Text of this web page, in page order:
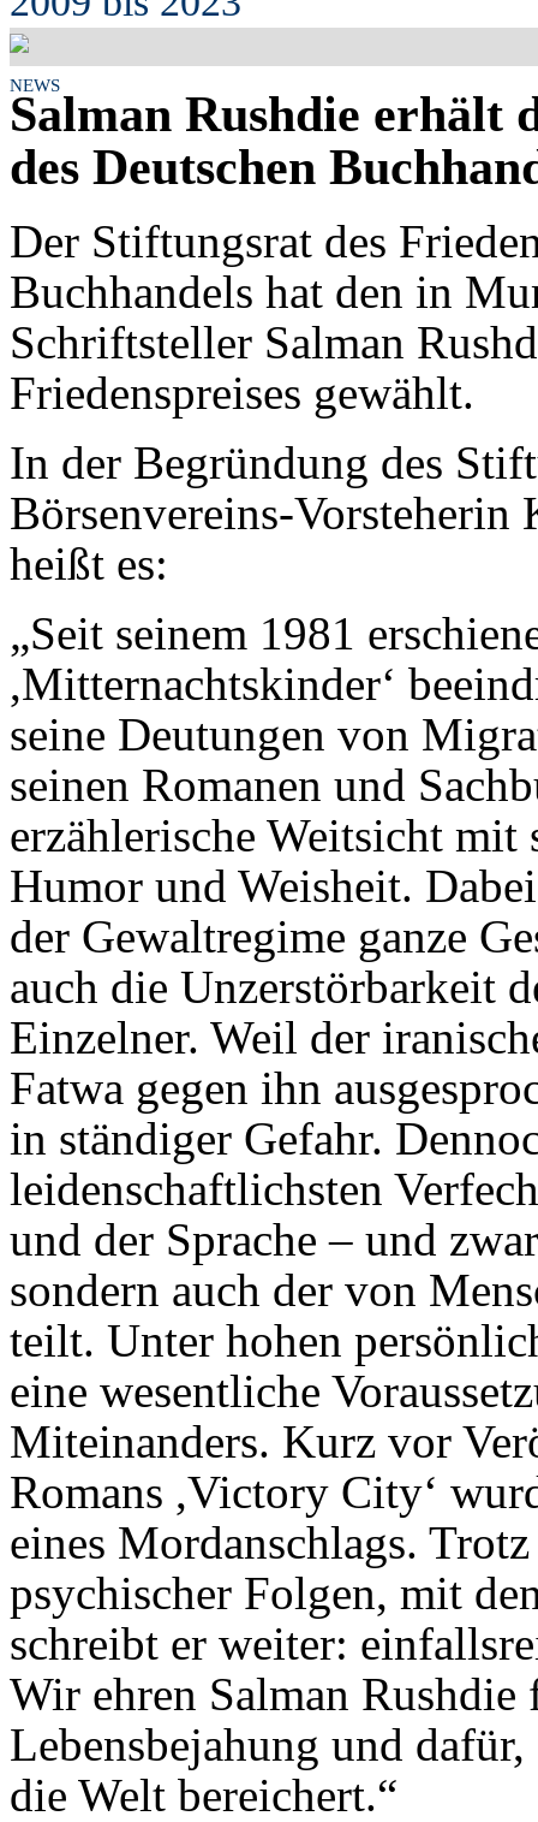
NEWS
Salman Rushdie erhält
des Deutschen
Der Stiftungsrat des
Buchhandels hat den in
Schriftsteller Salman
Friedenspreises gewählt.
In der Begründung des
Börsenvereins-
heißt es:
„Seit seinem 1981
,Mitternachtskinder‘
seine Deutungen von
seinen Romanen und
erzählerische Weitsicht
Humor und Weisheit.
der Gewaltregime ganze
auch die Unzerstörbarkeit
Einzelner. Weil der
Fatwa gegen ihn
in ständiger Gefahr.
leidenschaftlichsten
und der Sprache – und
sondern auch der von
teilt. Unter hohen
eine wesentliche
Miteinanders. Kurz vor
Romans ,Victory City‘
eines Mordanschlags.
psychischer Folgen, mit
schreibt er weiter:
Wir ehren Salman Rushdie
Lebensbejahung und
die Welt bereichert.“